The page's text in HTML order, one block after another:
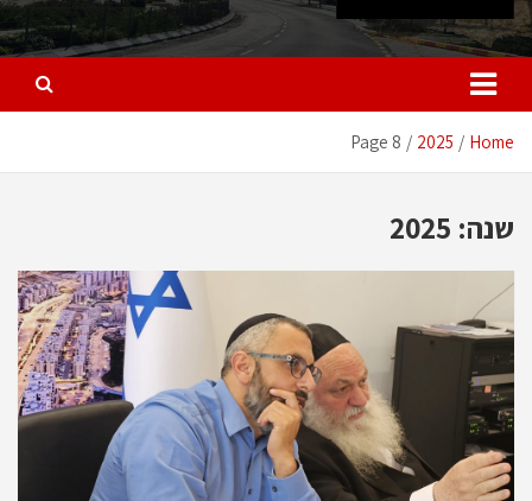
חריש 634
חדשות הקהילות בחריש
Home
2025
Page 8
שנה: 2025